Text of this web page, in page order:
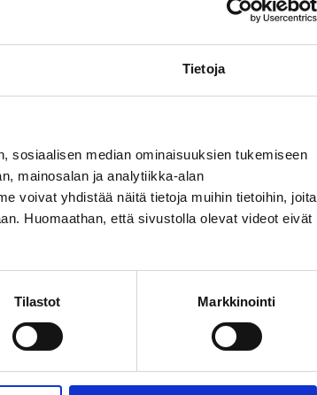
Tietoja
sosiaalisen median ominaisuuksien tukemiseen
mainosalan ja analytiikka-alan
voivat yhdistää näitä tietoja muihin tietoihin, joita
Huomaathan, että sivustolla olevat videot eivät
Tilastot Markkinointi